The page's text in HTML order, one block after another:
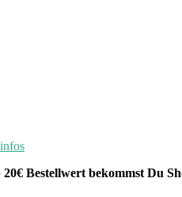
Bestellwert bekommst Du